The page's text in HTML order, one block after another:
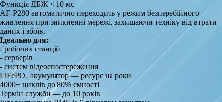
Функція ДБЖ < 10 мс
AF-P280 автоматично переходить у режим безперебійного
живлення при зникненні мережі, захищаючи техніку від втрати
даних і збоїв.
Ідеально для:
- робочих станцій
- серверів
- систем відеоспостереження
LiFePO₄ акумулятор — ресурс на роки
4000+ циклів до 80% ємності
Термін служби — до 10 років